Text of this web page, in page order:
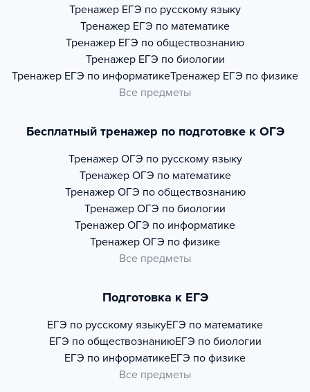
Тренажер ЕГЭ по русскому языку
Тренажер ЕГЭ по математике
Тренажер ЕГЭ по обществознанию
Тренажер ЕГЭ по биологии
Тренажер ЕГЭ по информатикеТренажер ЕГЭ по физике
Все предметы
Бесплатный тренажер по подготовке к ОГЭ
Тренажер ОГЭ по русскому языку
Тренажер ОГЭ по математике
Тренажер ОГЭ по обществознанию
Тренажер ОГЭ по биологии
Тренажер ОГЭ по информатике
Тренажер ОГЭ по физике
Все предметы
Подготовка к ЕГЭ
ЕГЭ по русскому языкуЕГЭ по математике
ЕГЭ по обществознаниюЕГЭ по биологии
ЕГЭ по информатикеЕГЭ по физике
Все предметы